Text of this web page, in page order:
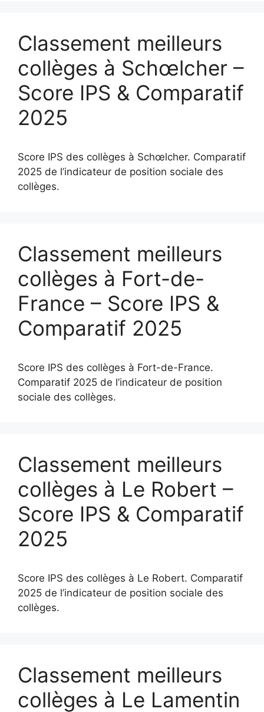
Classement meilleurs
collèges à Schœlcher –
Score IPS & Comparatif
2025
Score IPS des collèges à Schœlcher. Comparatif
2025 de l’indicateur de position sociale des
collèges.
Classement meilleurs
collèges à Fort-de-
France – Score IPS &
Comparatif 2025
Score IPS des collèges à Fort-de-France.
Comparatif 2025 de l’indicateur de position
sociale des collèges.
Classement meilleurs
collèges à Le Robert –
Score IPS & Comparatif
2025
Score IPS des collèges à Le Robert. Comparatif
2025 de l’indicateur de position sociale des
collèges.
Classement meilleurs
collèges à Le Lamentin